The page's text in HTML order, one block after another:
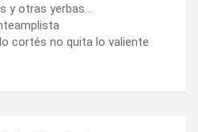
y otras yerbas…
cortés no quita lo valiente